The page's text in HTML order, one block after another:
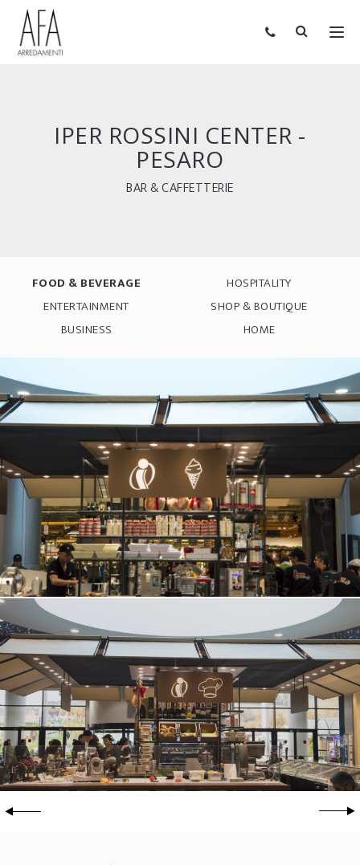
IPER ROSSINI CENTER -
PESARO
BAR & CAFFETTERIE
FOOD & BEVERAGE
HOSPITALITY
ENTERTAINMENT
SHOP & BOUTIQUE
BUSINESS
HOME